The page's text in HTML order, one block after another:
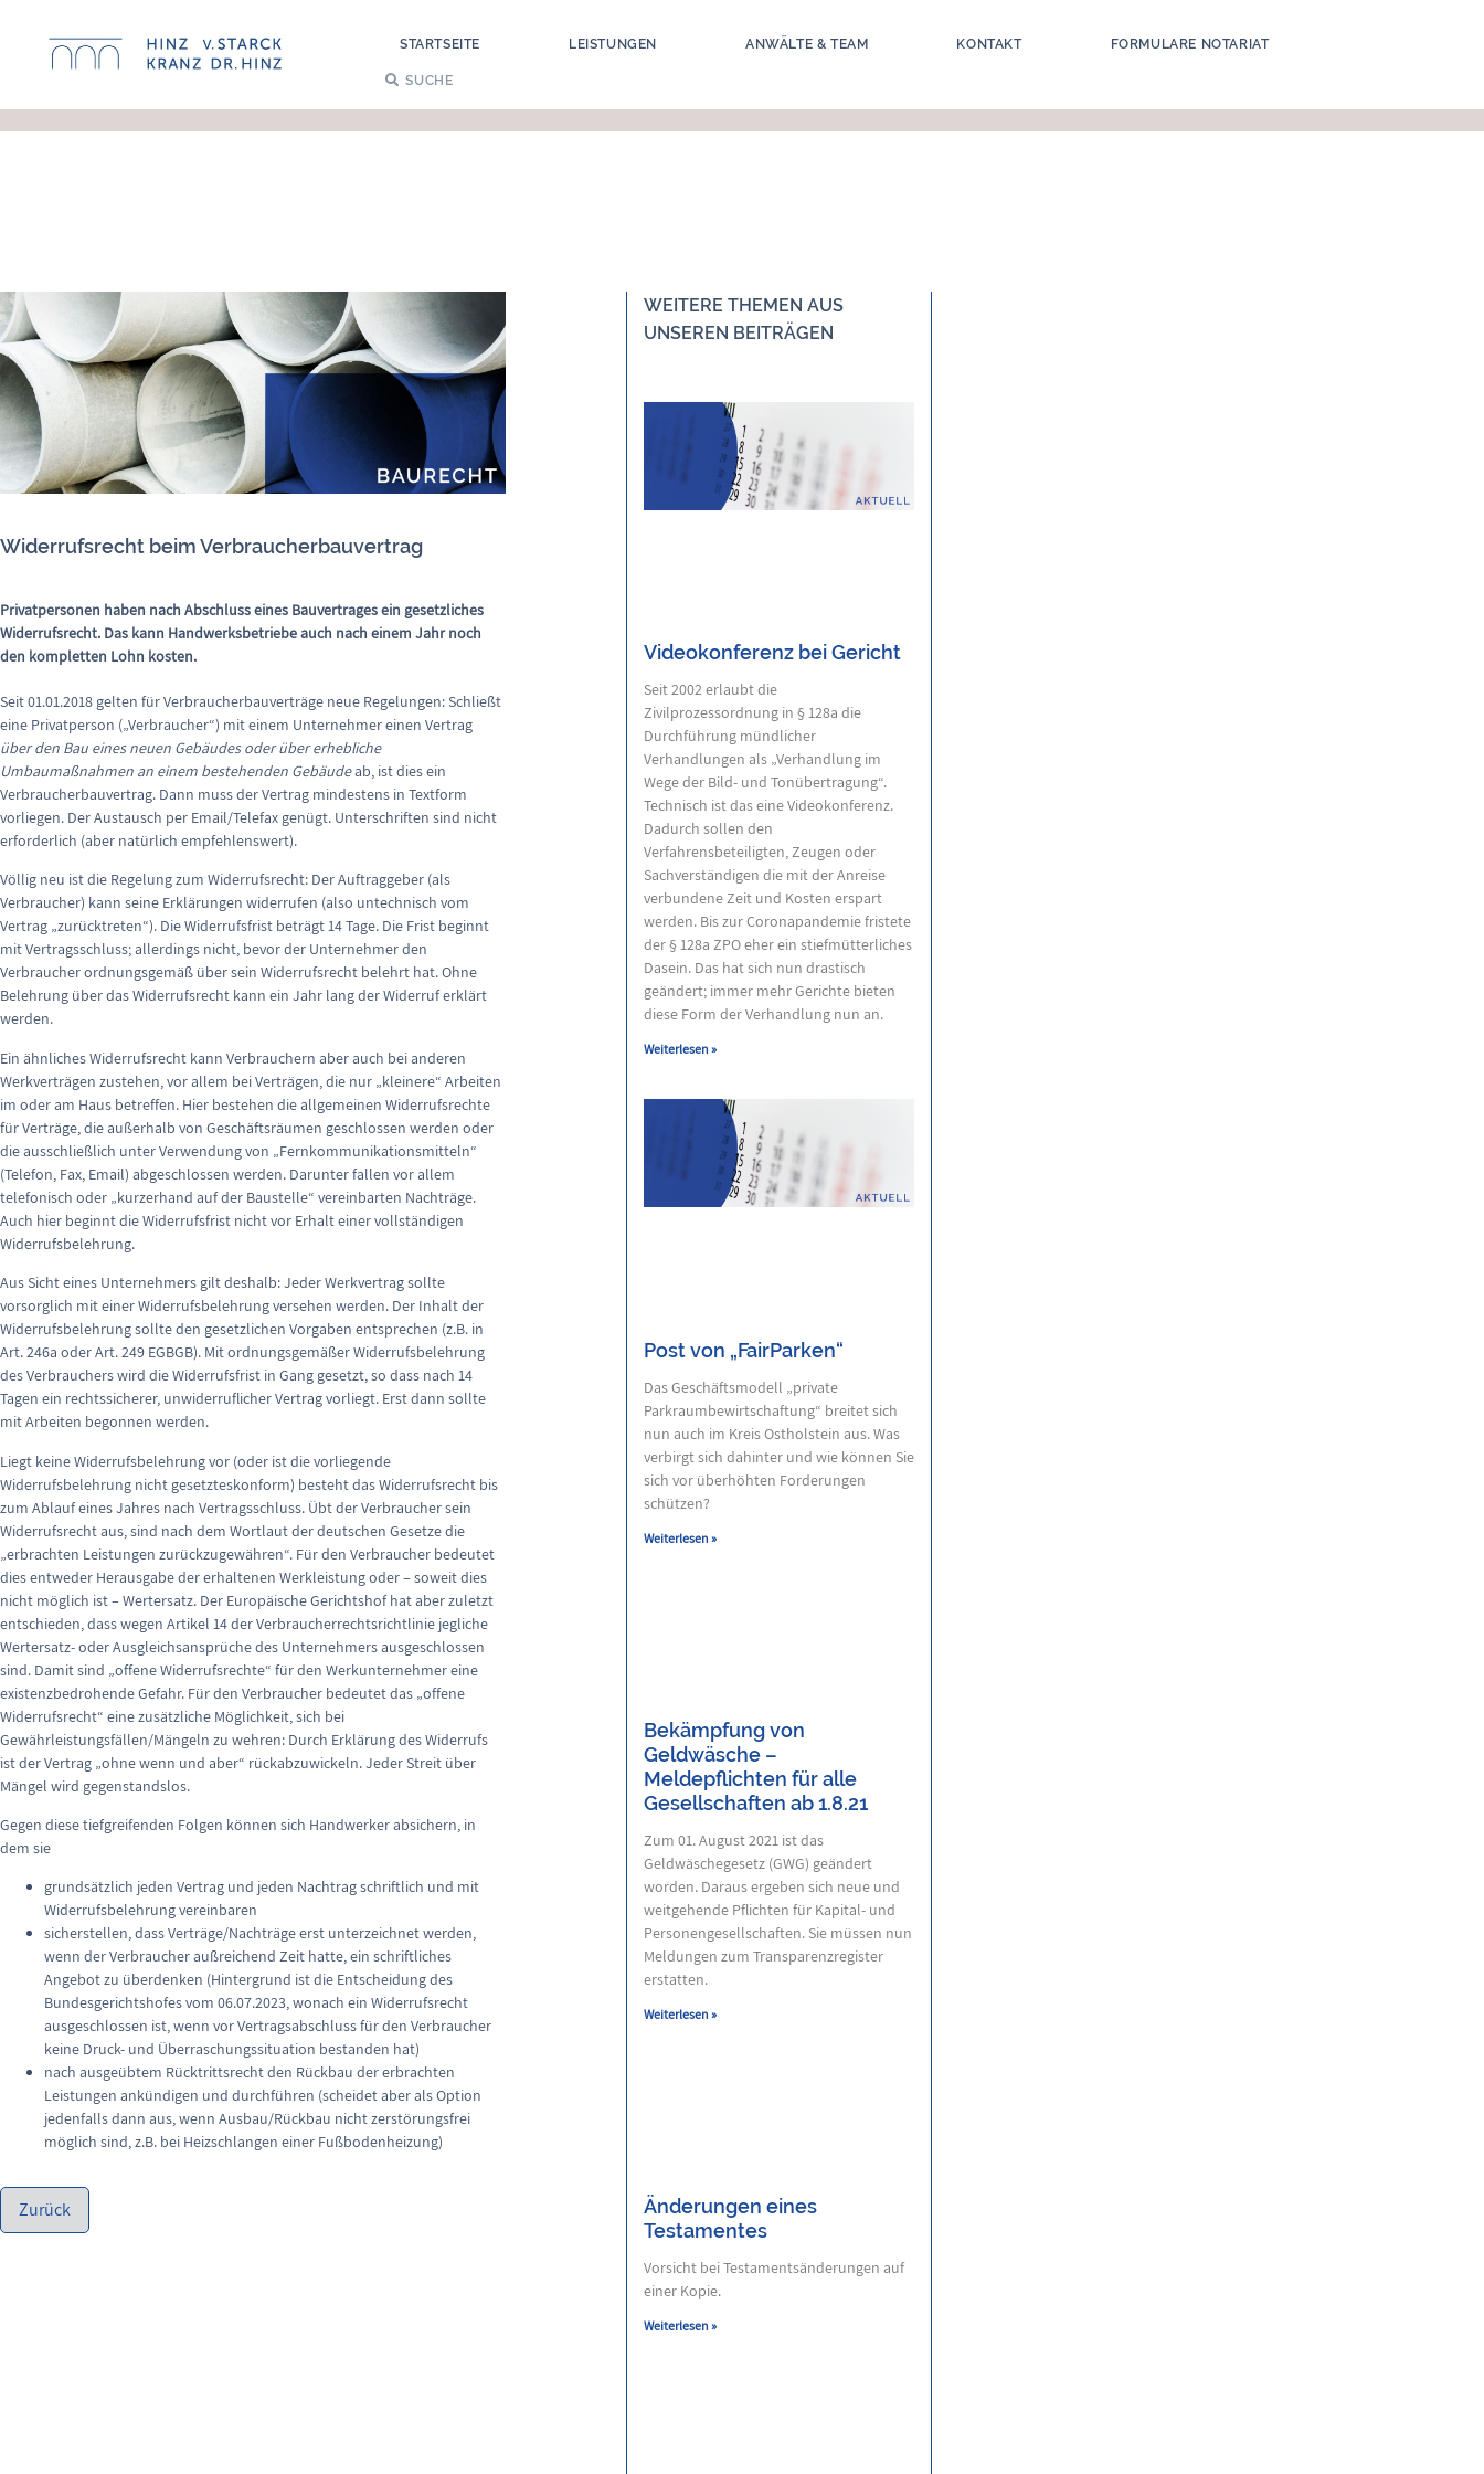
STARTSEITE LEISTUNGEN ANWÄLTE & TEAM KONTAKT FORMULARE NOTARIAT
Widerrufsrecht beim Verbraucherbauvertrag
Privatpersonen haben nach Abschluss eines Bauvertrages ein gesetzliches
Widerrufsrecht. Das kann Handwerksbetriebe auch nach einem Jahr noch
den kompletten Lohn kosten.
Seit 01.01.2018 gelten für Verbraucherbauverträge neue Regelungen: Schließt
eine Privatperson („Verbraucher“) mit einem Unternehmer einen Vertrag
über den Bau eines neuen Gebäudes oder über erhebliche
Umbaumaßnahmen an einem bestehenden Gebäudeab, ist dies ein
Verbraucherbauvertrag. Dann muss der Vertrag mindestens in Textform
vorliegen. Der Austausch per Email/Telefax genügt. Unterschriften sind nicht
erforderlich (aber natürlich empfehlenswert).
Völlig neu ist die Regelung zum Widerrufsrecht: Der Auftraggeber (als
Verbraucher) kann seine Erklärungen widerrufen (also untechnisch vom
Vertrag „zurücktreten“). Die Widerrufsfrist beträgt 14 Tage. Die Frist beginnt
mit Vertragsschluss; allerdings nicht, bevor der Unternehmer den
Verbraucher ordnungsgemäß über sein Widerrufsrecht belehrt hat. Ohne
Belehrung über das Widerrufsrecht kann ein Jahr lang der Widerruf erklärt
werden.
Ein ähnliches Widerrufsrecht kann Verbrauchern aber auch bei anderen
Werkverträgen zustehen, vor allem bei Verträgen, die nur „kleinere“ Arbeiten
im oder am Haus betreffen. Hier bestehen die allgemeinen Widerrufsrechte
für Verträge, die außerhalb von Geschäftsräumen geschlossen werden oder
die ausschließlich unter Verwendung von „Fernkommunikationsmitteln“
(Telefon, Fax, Email) abgeschlossen werden. Darunter fallen vor allem
telefonisch oder „kurzerhand auf der Baustelle“ vereinbarten Nachträge.
Auch hier beginnt die Widerrufsfrist nicht vor Erhalt einer vollständigen
Widerrufsbelehrung.
Aus Sicht eines Unternehmers gilt deshalb: Jeder Werkvertrag sollte
vorsorglich mit einer Widerrufsbelehrung versehen werden. Der Inhalt der
Widerrufsbelehrung sollte den gesetzlichen Vorgaben entsprechen (z.B. in
Art. 246a oder Art. 249 EGBGB). Mit ordnungsgemäßer Widerrufsbelehrung
des Verbrauchers wird die Widerrufsfrist in Gang gesetzt, so dass nach 14
Tagen ein rechtssicherer, unwiderruflicher Vertrag vorliegt. Erst dann sollte
mit Arbeiten begonnen werden.
Liegt keine Widerrufsbelehrung vor (oder ist die vorliegende
Widerrufsbelehrung nicht gesetzteskonform) besteht das Widerrufsrecht bis
zum Ablauf eines Jahres nach Vertragsschluss. Übt der Verbraucher sein
Widerrufsrecht aus, sind nach dem Wortlaut der deutschen Gesetze die
„erbrachten Leistungen zurückzugewähren“. Für den Verbraucher bedeutet
dies entweder Herausgabe der erhaltenen Werkleistung oder – soweit dies
nicht möglich ist – Wertersatz. Der Europäische Gerichtshof hat aber zuletzt
entschieden, dass wegen Artikel 14 der Verbraucherrechtsrichtlinie jegliche
Wertersatz- oder Ausgleichsansprüche des Unternehmers ausgeschlossen
sind. Damit sind „offene Widerrufsrechte“ für den Werkunternehmer eine
existenzbedrohende Gefahr. Für den Verbraucher bedeutet das „offene
Widerrufsrecht“ eine zusätzliche Möglichkeit, sich bei
Gewährleistungsfällen/Mängeln zu wehren: Durch Erklärung des Widerrufs
ist der Vertrag „ohne wenn und aber“ rückabzuwickeln. Jeder Streit über
Mängel wird gegenstandslos.
Gegen diese tiefgreifenden Folgen können sich Handwerker absichern, in
dem sie
grundsätzlich jeden Vertrag und jeden Nachtrag schriftlich und mit
Widerrufsbelehrung vereinbaren
sicherstellen, dass Verträge/Nachträge erst unterzeichnet werden,
wenn der Verbraucher außreichend Zeit hatte, ein schriftliches
Angebot zu überdenken (Hintergrund ist die Entscheidung des
Bundesgerichtshofes vom 06.07.2023, wonach ein Widerrufsrecht
ausgeschlossen ist, wenn vor Vertragsabschluss für den Verbraucher
keine Druck- und Überraschungssituation bestanden hat)
nach ausgeübtem Rücktrittsrecht den Rückbau der erbrachten
Leistungen ankündigen und durchführen (scheidet aber als Option
jedenfalls dann aus, wenn Ausbau/Rückbau nicht zerstörungsfrei
möglich sind, z.B. bei Heizschlangen einer Fußbodenheizung)
WEITERE THEMEN AUS
UNSEREN BEITRÄGEN
Videokonferenz bei Gericht
Seit 2002 erlaubt die
Zivilprozessordnung in § 128a die
Durchführung mündlicher
Verhandlungen als „Verhandlung im
Wege der Bild- und Tonübertragung“.
Technisch ist das eine Videokonferenz.
Dadurch sollen den
Verfahrensbeteiligten, Zeugen oder
Sachverständigen die mit der Anreise
verbundene Zeit und Kosten erspart
werden. Bis zur Coronapandemie fristete
der § 128a ZPO eher ein stiefmütterliches
Dasein. Das hat sich nun drastisch
geändert; immer mehr Gerichte bieten
diese Form der Verhandlung nun an.
Weiterlesen »
Post von „FairParken“
Das Geschäftsmodell „private
Parkraumbewirtschaftung“ breitet sich
nun auch im Kreis Ostholstein aus. Was
verbirgt sich dahinter und wie können Sie
sich vor überhöhten Forderungen
schützen?
Weiterlesen »
Bekämpfung von
Geldwäsche –
Meldepflichten für alle
Gesellschaften ab 1.8.21
Zum 01. August 2021 ist das
Geldwäschegesetz (GWG) geändert
worden. Daraus ergeben sich neue und
weitgehende Pflichten für Kapital- und
Personengesellschaften. Sie müssen nun
Meldungen zum Transparenzregister
erstatten.
Weiterlesen »
Änderungen eines
Testamentes
Vorsicht bei Testamentsänderungen auf
einer Kopie.
Weiterlesen »